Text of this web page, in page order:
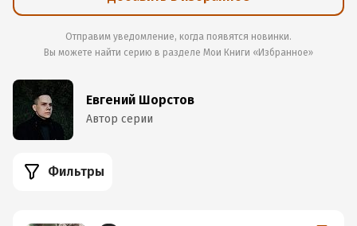
Отправим уведомление, когда появятся новинки.
Вы можете найти серию в разделе Мои Книги «Избранное»
Евгений Шорстов
Автор серии
Фильтры